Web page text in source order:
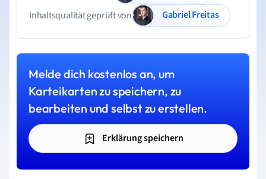
Inhaltsqualität geprüft von
Gabriel Freitas
Melde dich kostenlos an, um
Karteikarten zu speichern, zu
bearbeiten und selbst zu erstellen.
Erklärung speichern